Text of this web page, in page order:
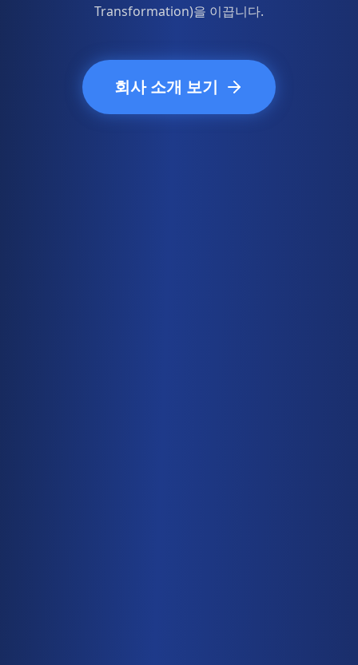
Transformation)을 이끕니다.
회사 소개 보기